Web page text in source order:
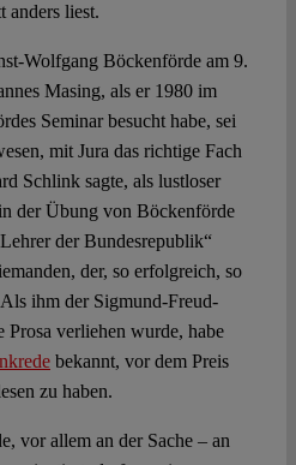
anders liest.
Wolfgang Böckenförde am 9.
Masing, als er 1980 im
Seminar besucht habe, sei
mit Jura das richtige Fach
Schlink sagte, als lustloser
der Übung von Böckenförde
der Bundesrepublik“
der, so erfolgreich, so
ihm der Sigmund-Freud-
Prosa verliehen wurde, habe
bekannt, vor dem Preis
zu haben.
vor allem an der Sache – an